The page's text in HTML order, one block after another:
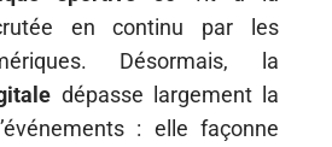
en continu par les
Désormais, la
dépasse largement la
: elle façonne